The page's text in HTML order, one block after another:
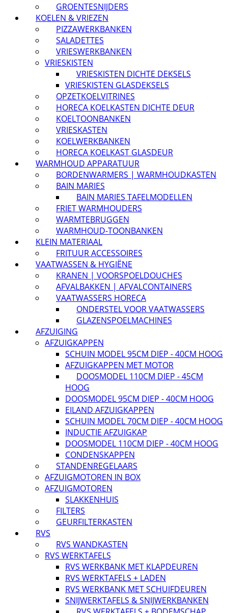
GROENTESNIJDERS
KOELEN & VRIEZEN
PIZZAWERKBANKEN
SALADETTES
VRIESWERKBANKEN
VRIESKISTEN
VRIESKISTEN DICHTE DEKSELS
VRIESKISTEN GLASDEKSELS
OPZETKOELVITRINES
HORECA KOELKASTEN DICHTE DEUR
KOELTOONBANKEN
VRIESKASTEN
KOELWERKBANKEN
HORECA KOELKAST GLASDEUR
WARMHOUD APPARATUUR
BORDENWARMERS | WARMHOUDKASTEN
BAIN MARIES
BAIN MARIES TAFELMODELLEN
FRIET WARMHOUDERS
WARMTEBRUGGEN
WARMHOUD-TOONBANKEN
KLEIN MATERIAAL
FRITUUR ACCESSOIRES
VAATWASSEN & HYGIËNE
KRANEN | VOORSPOELDOUCHES
AFVALBAKKEN | AFVALCONTAINERS
VAATWASSERS HORECA
ONDERSTEL VOOR VAATWASSERS
GLAZENSPOELMACHINES
AFZUIGING
AFZUIGKAPPEN
SCHUIN MODEL 95CM DIEP - 40CM HOOG
AFZUIGKAPPEN MET MOTOR
DOOSMODEL 110CM DIEP - 45CM
HOOG
DOOSMODEL 95CM DIEP - 40CM HOOG
EILAND AFZUIGKAPPEN
SCHUIN MODEL 70CM DIEP - 40CM HOOG
INDUCTIE AFZUIGKAP
DOOSMODEL 110CM DIEP - 40CM HOOG
CONDENSKAPPEN
STANDENREGELAARS
AFZUIGMOTOREN IN BOX
AFZUIGMOTOREN
SLAKKENHUIS
FILTERS
GEURFILTERKASTEN
RVS
RVS WANDKASTEN
RVS WERKTAFELS
RVS WERKBANK MET KLAPDEUREN
RVS WERKTAFELS + LADEN
RVS WERKBANK MET SCHUIFDEUREN
SNIJWERKTAFELS & SNIJWERKBANKEN